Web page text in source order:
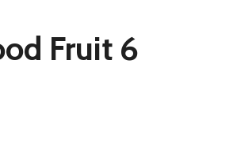
Fruit 6